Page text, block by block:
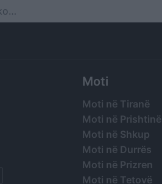
Moti
Moti në Tiranë
Moti në Prishtinë
Moti në Shkup
Moti në Durrës
Moti në Prizren
Moti në Tetovë